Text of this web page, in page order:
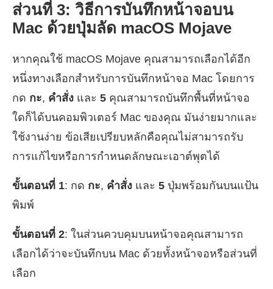
ส่วนที่ 3: วิธีการบันทึกหน้าจอบน
Mac ด้วยปุ่มลัด macOS Mojave
หากคุณใช้ macOS Mojave คุณสามารถเลือกได้อีก
หนึ่งทางเลือกสำหรับการบันทึกหน้าจอ Mac โดยการ
กด กะ, คำสั่ง และ 5 คุณสามารถบันทึกพื้นที่หน้าจอ
ใดก็ได้บนคอมพิวเตอร์ Mac ของคุณ มันง่ายมากและ
ใช้งานง่าย ข้อเสียเปรียบหลักคือคุณไม่สามารถรับ
การแก้ไขหรือการกำหนดลักษณะเอาต์พุตได้
ขั้นตอนที่ 1: กด กะ, คำสั่ง และ 5 ปุ่มพร้อมกันบนแป้น
พิมพ์
ขั้นตอนที่ 2: ในส่วนควบคุมบนหน้าจอคุณสามารถ
เลือกได้ว่าจะบันทึกบน Mac ด้วยทั้งหน้าจอหรือส่วนที่
เลือก